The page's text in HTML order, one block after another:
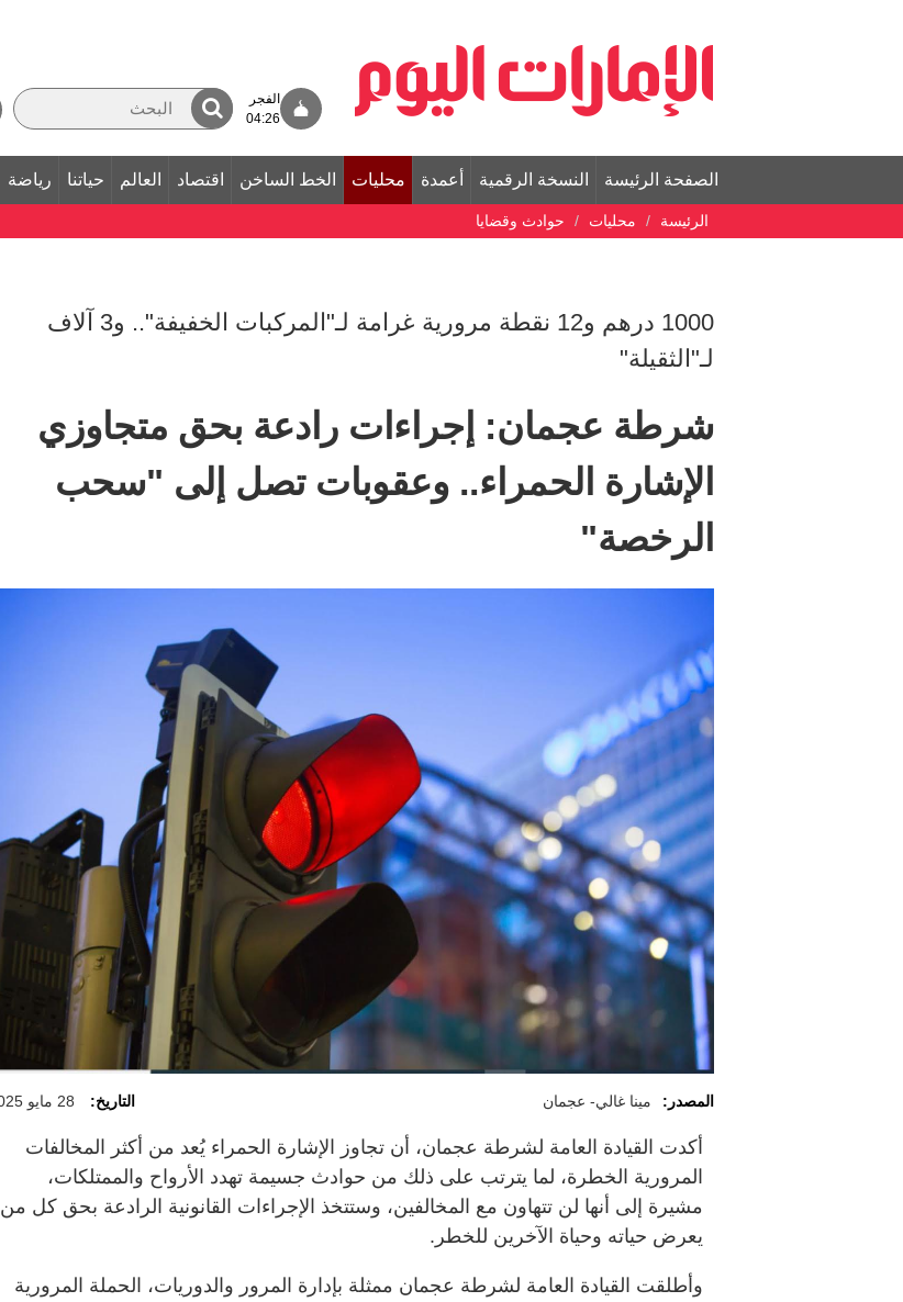
الفجر
04:26
الصفحة الرئيسة النسخة الرقمية أعمدة محليات الخط الساخن اقتصاد العالم حياتنا رياضة
الرئيسة محليات حوادث وقضايا
1000 درهم و12 نقطة مرورية غرامة لـ"المركبات الخفيفة".. و3 آلاف
لـ"الثقيلة"
شرطة عجمان: إجراءات رادعة بحق متجاوزي
الإشارة الحمراء.. وعقوبات تصل إلى "سحب
الرخصة"
المصدر: مينا غالي- عجمان التاريخ: 28 مايو 2025
أكدت القيادة العامة لشرطة عجمان، أن تجاوز الإشارة الحمراء يُعد من أكثر المخالفات
المرورية الخطرة، لما يترتب على ذلك من حوادث جسيمة تهدد الأرواح والممتلكات،
مشيرة إلى أنها لن تتهاون مع المخالفين، وستتخذ الإجراءات القانونية الرادعة بحق كل من
يعرض حياته وحياة الآخرين للخطر.
وأطلقت القيادة العامة لشرطة عجمان ممثلة بإدارة المرور والدوريات، الحملة المرورية